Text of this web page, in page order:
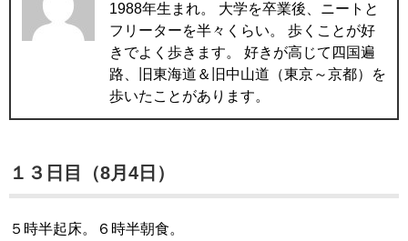
1988年生まれ。 大学を卒業後、ニートと
フリーターを半々くらい。 歩くことが好
きでよく歩きます。 好きが高じて四国遍
路、旧東海道＆旧中山道（東京～京都）を
歩いたことがあります。
１３日目（8月4日）
５時半起床。６時半朝食。